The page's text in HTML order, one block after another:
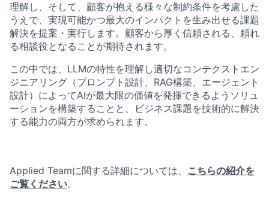
理解し、そして、顧客が抱える様々な制約条件を考慮した
うえで、実現可能かつ最大のインパクトを生み出せる課題
解決を提案・実行します。顧客から厚く信頼される、頼れ
る相談役となることが期待されます。
この中では、LLMの特性を理解し適切なコンテクストエン
ジニアリング（プロンプト設計、RAG構築、エージェント
設計）によってAIが最大限の価値を発揮できるようソリュ
ーションを構築することと、ビジネス課題を技術的に解決
する能力の両方が求められます。
Applied Teamに関する詳細については、 こちらの紹介を
ご覧ください。